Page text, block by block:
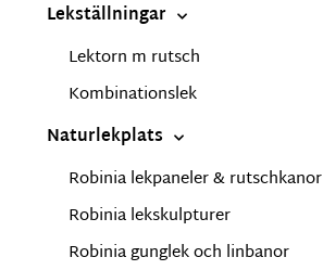
Lekställningar
Lektorn m rutsch
Kombinationslek
Naturlekplats
Robinia lekpaneler & rutschkanor
Robinia lekskulpturer
Robinia gunglek och linbanor